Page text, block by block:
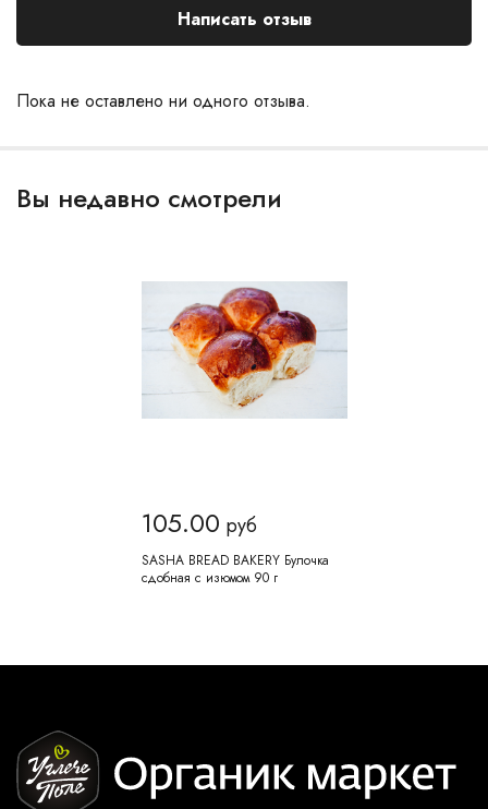
Пока не оставлено ни одного отзыва.
Написать отзыв
Вы недавно смотрели
105.00 руб
SASHA BREAD BAKERY Булочка
сдобная с изюмом 90 г